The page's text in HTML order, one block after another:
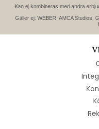
Kan ej kombineras med andra
Gäller ej: WEBER, AMCA Studios,